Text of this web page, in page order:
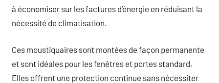
à économiser sur les factures d’énergie en réduisant la
nécessité de climatisation.
Ces moustiquaires sont montées de façon permanente
et sont idéales pour les fenêtres et portes standard.
Elles offrent une protection continue sans nécessiter